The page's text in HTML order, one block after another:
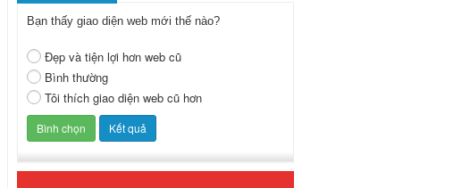
Bạn thấy giao diện web mới thế nào?
Đẹp và tiện lợi hơn web cũ
Bình thường
Tôi thích giao diện web cũ hơn